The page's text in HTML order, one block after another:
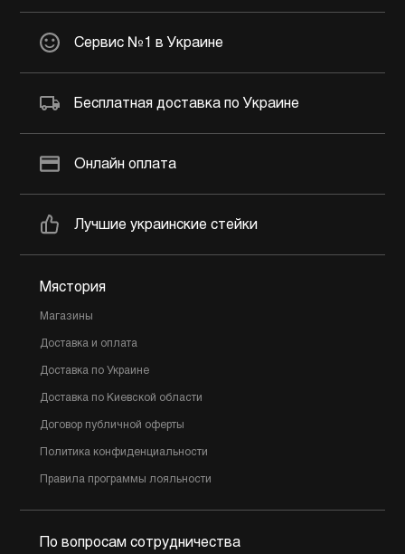
Сервис №1 в Украине
Бесплатная доставка по Украине
Онлайн оплата
Лучшие украинские стейки
Мястория
Магазины
Доставка и оплата
Доставка по Украине
Доставка по Киевской области
Договор публичной оферты
Политика конфиденциальности
Правила программы лояльности
По вопросам сотрудничества